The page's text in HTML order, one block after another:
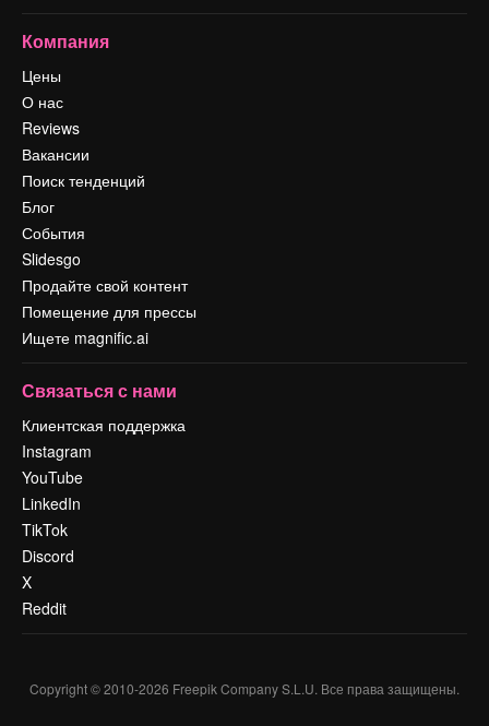
Компания
Цены
О нас
Reviews
Вакансии
Поиск тенденций
Блог
События
Slidesgo
Продайте свой контент
Помещение для прессы
Ищете magnific.ai
Связаться с нами
Клиентская поддержка
Instagram
YouTube
LinkedIn
TikTok
Discord
X
Reddit
Copyright © 2010-2026 Freepik Company S.L.U. Все права защищены.